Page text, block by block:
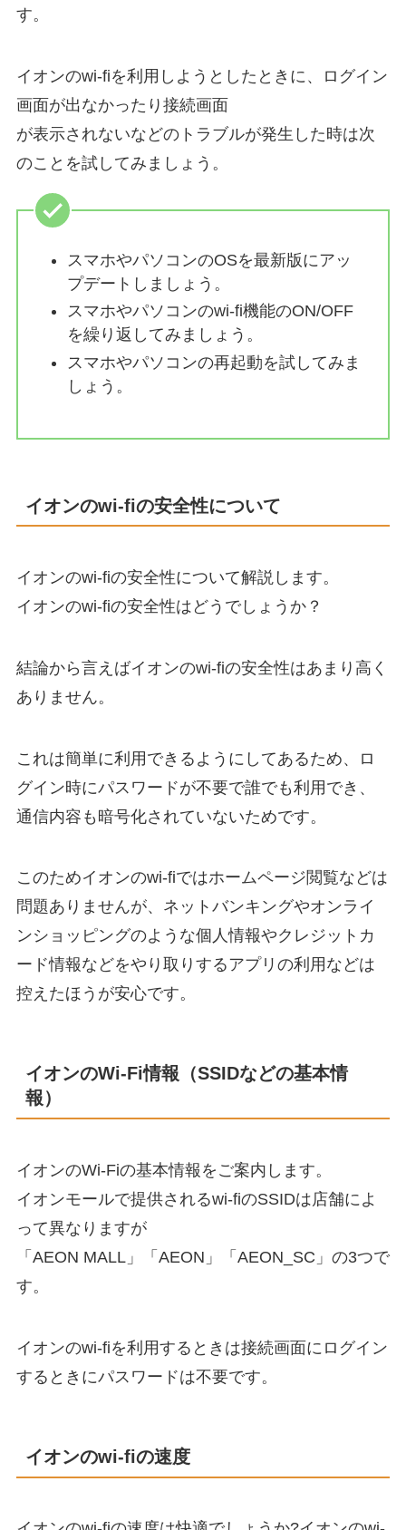
す。
イオンのwi-fiを利用しようとしたときに、ログイン
画面が出なかったり接続画面
が表示されないなどのトラブルが発生した時は次
のことを試してみましょう。
スマホやパソコンのOSを最新版にアッ
プデートしましょう。
スマホやパソコンのwi-fi機能のON/OFF
を繰り返してみましょう。
スマホやパソコンの再起動を試してみま
しょう。
イオンのwi-fiの安全性について
イオンのwi-fiの安全性について解説します。
イオンのwi-fiの安全性はどうでしょうか？
結論から言えばイオンのwi-fiの安全性はあまり高く
ありません。
これは簡単に利用できるようにしてあるため、ロ
グイン時にパスワードが不要で誰でも利用でき、
通信内容も暗号化されていないためです。
このためイオンのwi-fiではホームページ閲覧などは
問題ありませんが、ネットバンキングやオンライ
ンショッピングのような個人情報やクレジットカ
ード情報などをやり取りするアプリの利用などは
控えたほうが安心です。
イオンのWi-Fi情報（SSIDなどの基本情
報）
イオンのWi-Fiの基本情報をご案内します。
イオンモールで提供されるwi-fiのSSIDは店舗によ
って異なりますが
「AEON MALL」「AEON」「AEON_SC」の3つで
す。
イオンのwi-fiを利用するときは接続画面にログイン
するときにパスワードは不要です。
イオンのwi-fiの速度